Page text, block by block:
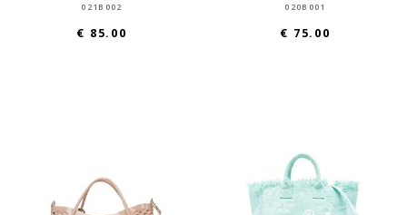
021B002
€ 85.00
020B001
€ 75.00